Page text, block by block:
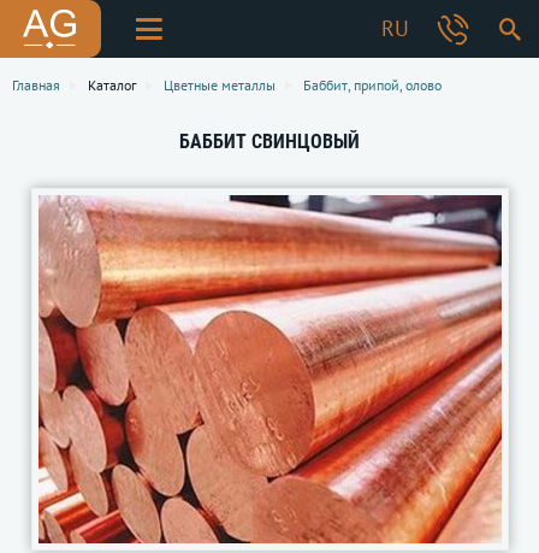
RU
Главная Каталог Цветные металлы Баббит, припой, олово
БАББИТ СВИНЦОВЫЙ